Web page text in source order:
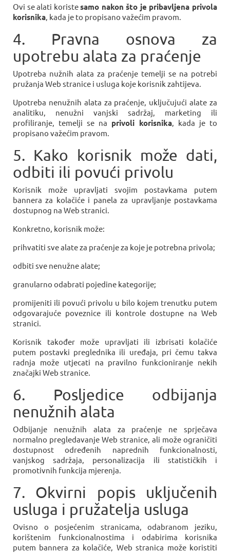
Ovi se alati koristesamo nakon što je pribavljena privola
korisnika, kada je to propisano važećim pravom.
4. Pravna osnova za
upotrebu alata za praćenje
Upotreba nužnih alata za praćenje temelji se na potrebi
pružanja Web stranice i usluga koje korisnik zahtijeva.
Upotreba nenužnih alata za praćenje, uključujući alate za
analitiku, nenužni vanjski sadržaj, marketing ili
profiliranje, temelji se na privoli korisnika, kada je to
propisano važećim pravom.
5. Kako korisnik može dati,
odbiti ili povući privolu
Korisnik može upravljati svojim postavkama putem
bannera za kolačiće i panela za upravljanje postavkama
dostupnog na Web stranici.
Konkretno, korisnik može:
prihvatiti sve alate za praćenje za koje je potrebna privola;
odbiti sve nenužne alate;
granularno odabrati pojedine kategorije;
promijeniti ili povući privolu u bilo kojem trenutku putem
odgovarajuće poveznice ili kontrole dostupne na Web
stranici.
Korisnik također može upravljati ili izbrisati kolačiće
putem postavki preglednika ili uređaja, pri čemu takva
radnja može utjecati na pravilno funkcioniranje nekih
značajki Web stranice.
6. Posljedice odbijanja
nenužnih alata
Odbijanje nenužnih alata za praćenje ne sprječava
normalno pregledavanje Web stranice, ali može ograničiti
dostupnost određenih naprednih funkcionalnosti,
vanjskog sadržaja, personalizacija ili statističkih i
promotivnih funkcija mjerenja.
7. Okvirni popis uključenih
usluga i pružatelja usluga
Ovisno o posjećenim stranicama, odabranom jeziku,
korištenim funkcionalnostima i odabirima korisnika
putem bannera za kolačiće, Web stranica može koristiti